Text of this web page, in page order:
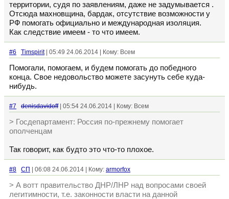
территории, судя по заявлениям, даже не задумывается .
Отсюда махновщина, бардак, отсутствие возможности у
РФ помогать официально и международная изоляция.
Как следствие имеем - то что имеем.
#6 Timspirit| 05:49 24.06.2014 | Кому: Всем
Помогали, помогаем, и будем помогать до победного
конца. Свое недовольство можете засунуть себе куда-
нибудь.
#7 denisdavidoff| 05:54 24.06.2014 | Кому: Всем
> Госдепартамент: Россия по-прежнему помогает
ополченцам
Так говорит, как будто это что-то плохое.
#8 СП | 06:08 24.06.2014 | Кому: armorfox
> А вотт правительство ДНР/ЛНР над вопросами своей
легитимности, т.е. законности власти на данной